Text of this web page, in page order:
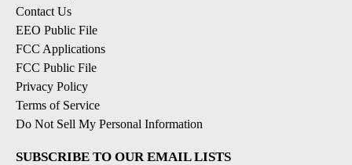
Contact Us
EEO Public File
FCC Applications
FCC Public File
Privacy Policy
Terms of Service
Do Not Sell My Personal Information
SUBSCRIBE TO OUR EMAIL LISTS